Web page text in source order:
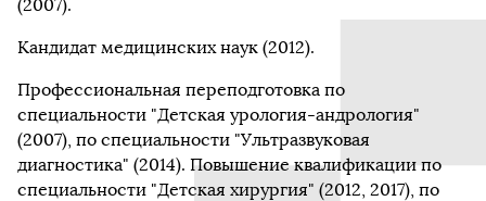
(2007).
Кандидат медицинских наук (2012).
Профессиональная переподготовка по
специальности "Детская урология-андрология"
(2007), по специальности "Ультразвуковая
диагностика" (2014). Повышение квалификации по
специальности "Детская хирургия" (2012, 2017), по